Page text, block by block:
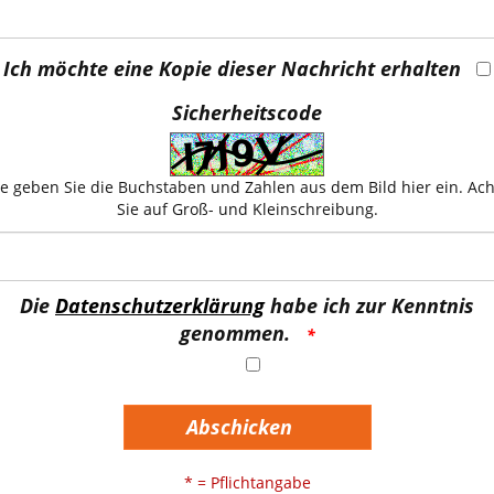
Ich möchte eine Kopie dieser Nachricht erhalten
Sicherheitscode
geben Sie die Buchstaben und Zahlen aus dem Bild hier ein.
Sie auf Groß- und Kleinschreibung.
Die Datenschutzerklärunghabe ich zur Kenntnis
genommen.
Abschicken
* = Pflichtangabe